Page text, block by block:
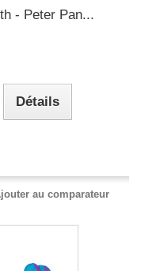
- Peter Pan...
Détails
au comparateur